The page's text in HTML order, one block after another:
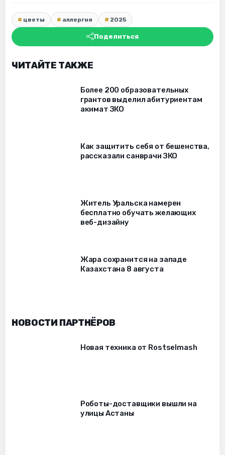
цветы аллергия 2025
Поделиться
ЧИТАЙТЕ ТАКЖЕ
Более 200 образовательных
грантов выделил абитуриентам
акимат ЗКО
Как защитить себя от бешенства,
рассказали санврачи ЗКО
Житель Уральска намерен
бесплатно обучать желающих
веб-дизайну
Жара сохранится на западе
Казахстана 8 августа
НОВОСТИ ПАРТНЁРОВ
Новая техника от Rostselmash
Роботы-доставщики вышли на
улицы Астаны